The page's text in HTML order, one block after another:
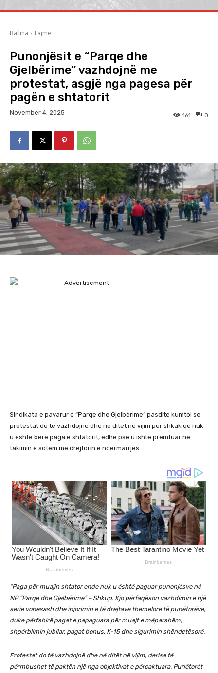
Ballina Lajme
Punonjësit e “Parqe dhe
Gjelbërime” vazhdojnë me
protestat, asgjë nga pagesa për
pagën e shtatorit
November 4, 2025 0
161
Sindikata e pavarur e “Parqe dhe Gjelbërime” pasdite kumtoi se
protestat do të vazhdojnë dhe në ditët në vijim për shkak që nuk
u është bërë paga e shtatorit, edhe pse u ishte premtuar në
takimin e sotëm me drejtorin e ndërmarrjes.
“Paga për muajin shtator ende nuk u është paguar punonjësve në
NP “Parqe dhe Gjelbërime” – Shkup. Kjo përfaqëson vazhdimin e një
serie vonesash dhe injorimin e të drejtave themelore të punëtorëve,
duke përfshirë pagat e papaguara për muajt e mëparshëm,
shpërblimin jubilar, pagat bonus, K-15 dhe sigurimin shëndetësorë.
Protestat do të vazhdojnë dhe në ditët në vijim, derisa të
përmbushet të paktën një nga objektivat e përcaktuara. Punëtorët